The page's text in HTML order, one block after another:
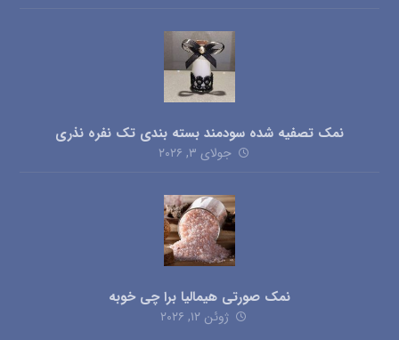
نمک تصفیه شده سودمند بسته بندی تک نفره نذری
جولای ۳, ۲۰۲۶
نمک صورتی هیمالیا برا چی خوبه
ژوئن ۱۲, ۲۰۲۶